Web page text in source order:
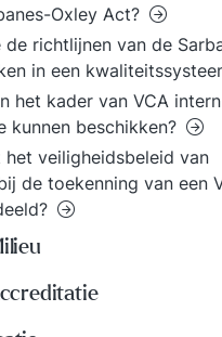
Oxley Act?
de richtlijnen van de
in een
het kader van VCA
kunnen beschikken?
veiligheidsbeleid van
de toekenning van een